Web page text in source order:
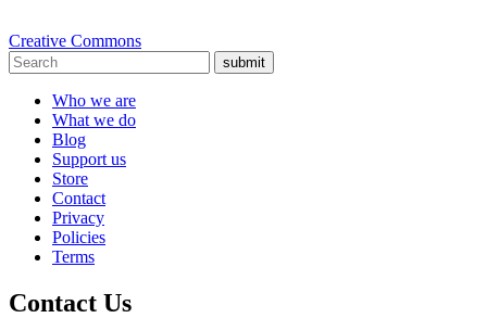
Creative Commons
submit
Who we are
What we do
Blog
Support us
Store
Contact
Privacy
Policies
Terms
Contact Us